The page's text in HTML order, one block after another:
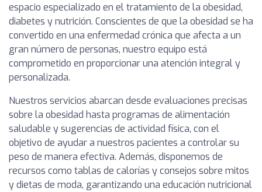
espacio especializado en el tratamiento de la obesidad,
diabetes y nutrición. Conscientes de que la obesidad se ha
convertido en una enfermedad crónica que afecta a un
gran número de personas, nuestro equipo está
comprometido en proporcionar una atención integral y
personalizada.
Nuestros servicios abarcan desde evaluaciones precisas
sobre la obesidad hasta programas de alimentación
saludable y sugerencias de actividad física, con el
objetivo de ayudar a nuestros pacientes a controlar su
peso de manera efectiva. Además, disponemos de
recursos como tablas de calorías y consejos sobre mitos
y dietas de moda, garantizando una educación nutricional